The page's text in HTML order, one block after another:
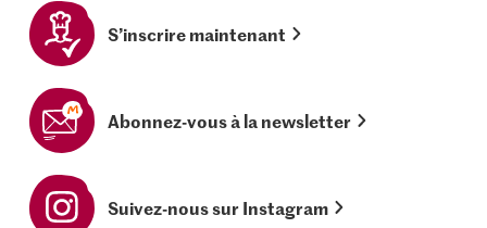
S’inscrire maintenant
Abonnez-vous à la newsletter
Suivez-nous sur Instagram